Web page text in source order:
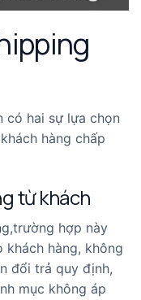
có hai sự lựa chọn
hàng chấp
từ khách
hợp này
khách hàng, không
đổi trả quy định,
mục không áp